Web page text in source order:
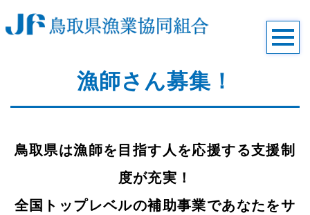
漁師さん募集！
鳥取県は漁師を目指す人を応援する支援制
度が充実！
全国トップレベルの補助事業であなたをサ